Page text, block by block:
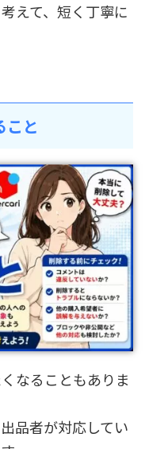
えて、短く丁寧に
こと
なることもありま
品者が対応してい